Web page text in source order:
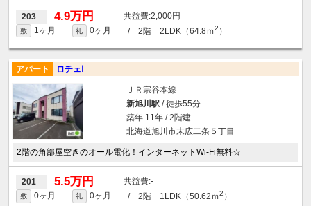
203 4.9万円 2,000円
敷 1ヶ月 礼 0ヶ月 / 2階 2LDK（64.8ｍ2 ）
アパート ロチェⅠ
ＪＲ宗谷本線
新旭川駅/ 徒歩55分
築年 11年 / 2階建
北海道旭川市末広二条５丁目
2階の角部屋空きのオール電化！インターネットWi-Fi無料☆
201 5.5万円 -
敷 0ヶ月 礼 0ヶ月 / 2階 1LDK（50.62ｍ2 ）